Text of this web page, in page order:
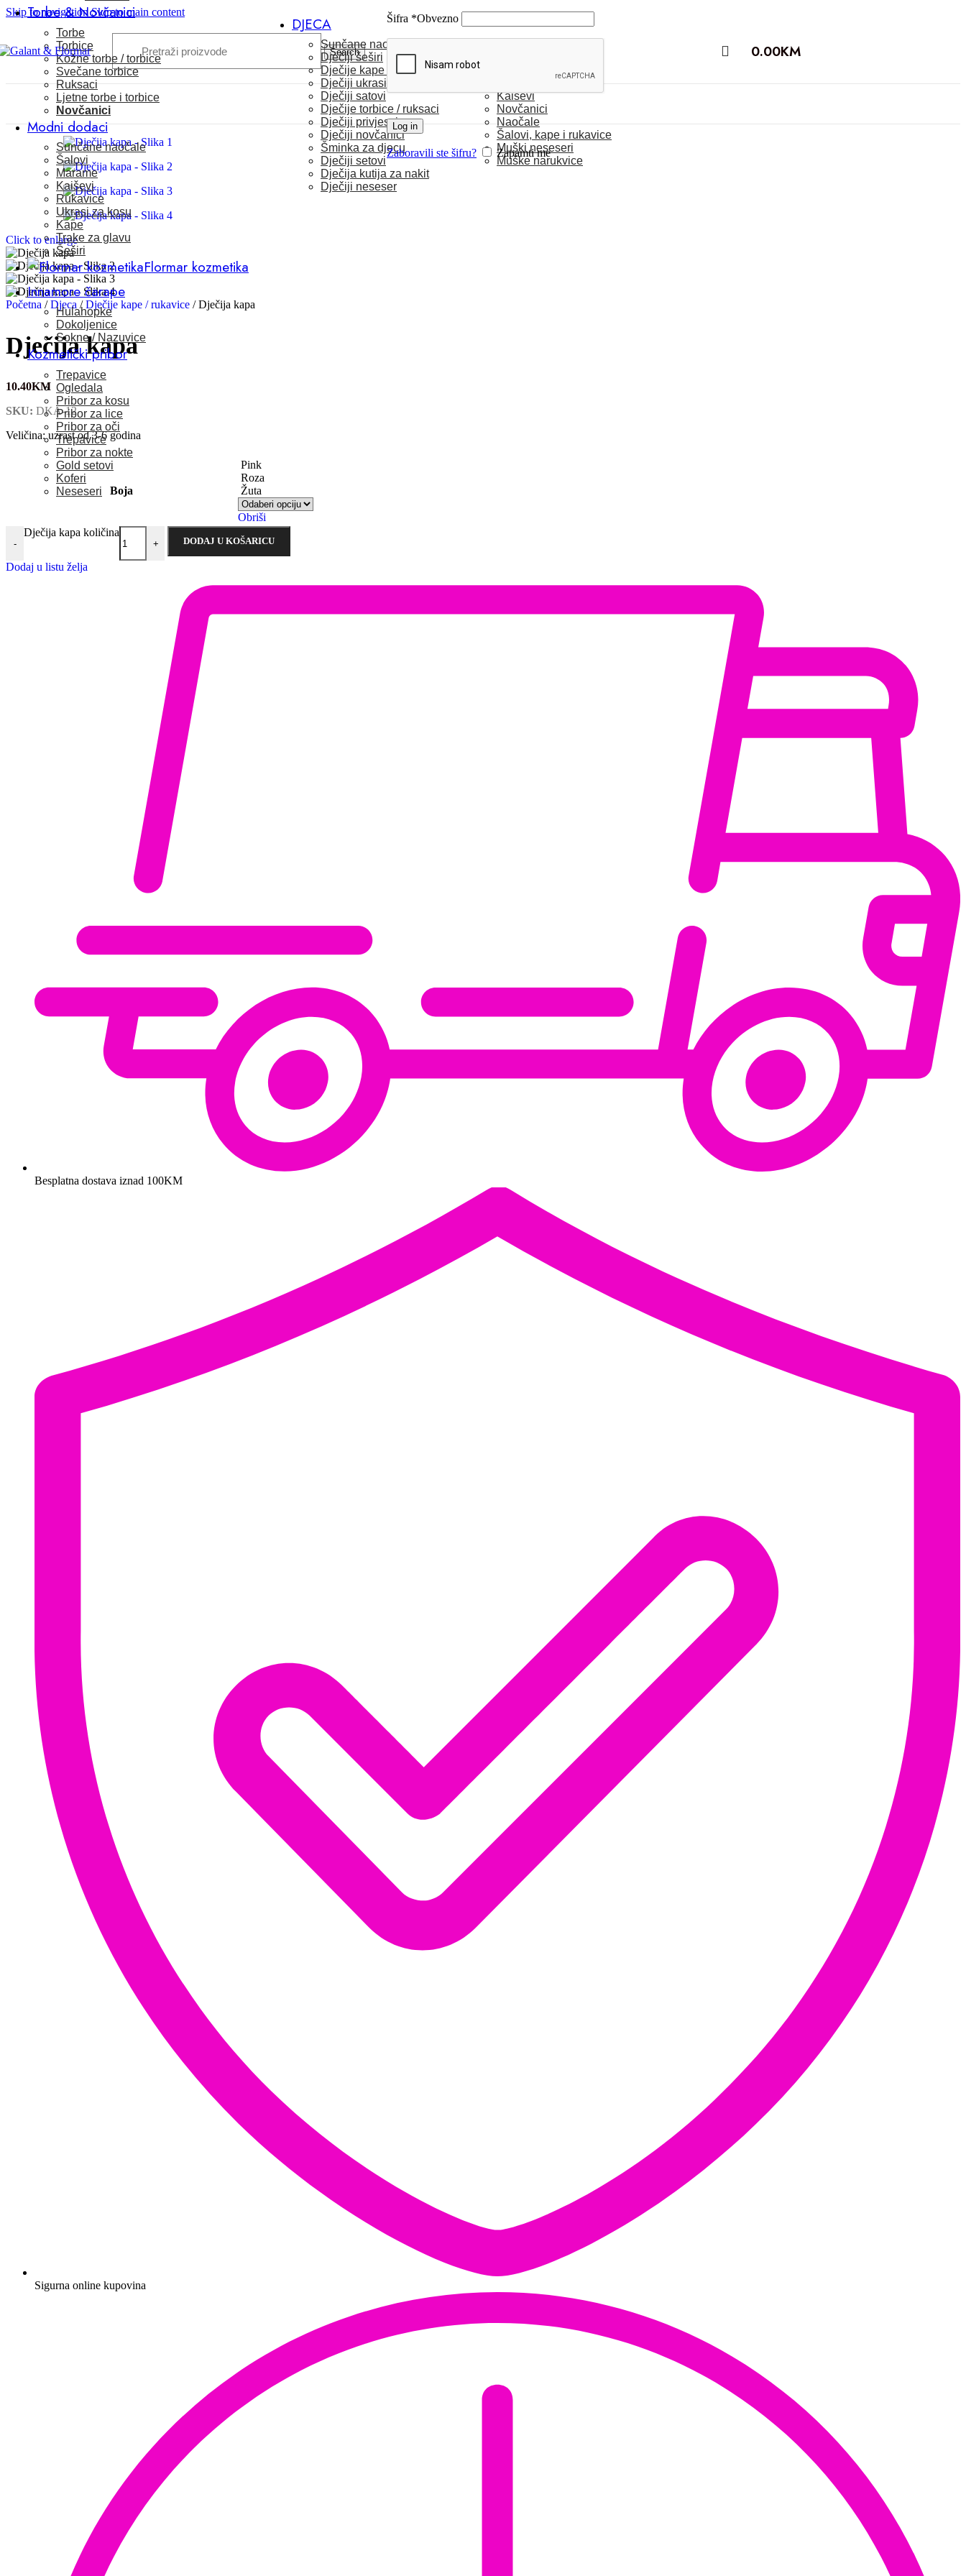
Skip to navigationSkip to main content
Search
Šifra *Obvezno
Log in
Zaboravili ste šifru? Zapamti me
0.00KM
Torbe & Novčanici
Torbe
Torbice
Kožne torbe / torbice
Svečane torbice
Ruksaci
Ljetne torbe i torbice
Novčanici
Modni dodaci
Sunčane naočale
Šalovi
Marame
Kaiševi
Rukavice
Ukrasi za kosu
Kape
Trake za glavu
Šeširi
Flormar kozmetika
Innamore čarape
Hulahopke
Dokoljenice
Sokne / Nazuvice
Kozmetički pribor
Trepavice
Ogledala
Pribor za kosu
Pribor za lice
Pribor za oči
Trepavice
Pribor za nokte
Gold setovi
Koferi
Neseseri
DJECA
Sunčane naočale
Dječiji šeširi
Dječije kape / rukavice
Dječiji ukrasi za kosu
Dječiji satovi
Dječije torbice / ruksaci
Dječiji privjesci
Dječiji novčanici
Šminka za djecu
Dječiji setovi
Dječija kutija za nakit
Dječiji neseser
Kaiševi
Novčanici
Naočale
Šalovi, kape i rukavice
Muški neseseri
Muške narukvice
Click to enlarge
Početna / Djeca / Dječije kape / rukavice / Dječija kapa
Dječija kapa
10.40KM
SKU: DKA-12
Veličina: uzrast od 3-6 godina
Boja
Pink
Roza
Žuta
Obriši
-
Dječija kapa količina
+ DODAJ U KOŠARICU
Dodaj u listu želja
Besplatna dostava iznad 100KM
Sigurna online kupovina